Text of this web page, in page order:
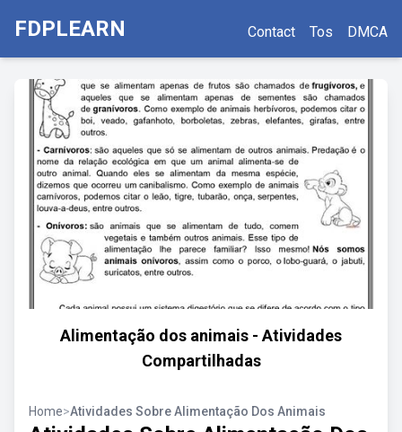
FDPLEARN Contact Tos DMCA
Alimentação dos animais - Atividades
Compartilhadas
Home>Atividades Sobre Alimentação Dos Animais